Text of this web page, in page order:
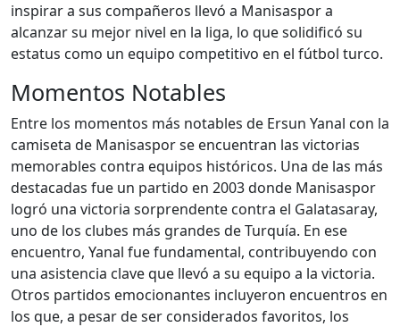
inspirar a sus compañeros llevó a Manisaspor a
alcanzar su mejor nivel en la liga, lo que solidificó su
estatus como un equipo competitivo en el fútbol turco.
Momentos Notables
Entre los momentos más notables de Ersun Yanal con la
camiseta de Manisaspor se encuentran las victorias
memorables contra equipos históricos. Una de las más
destacadas fue un partido en 2003 donde Manisaspor
logró una victoria sorprendente contra el Galatasaray,
uno de los clubes más grandes de Turquía. En ese
encuentro, Yanal fue fundamental, contribuyendo con
una asistencia clave que llevó a su equipo a la victoria.
Otros partidos emocionantes incluyeron encuentros en
los que, a pesar de ser considerados favoritos, los